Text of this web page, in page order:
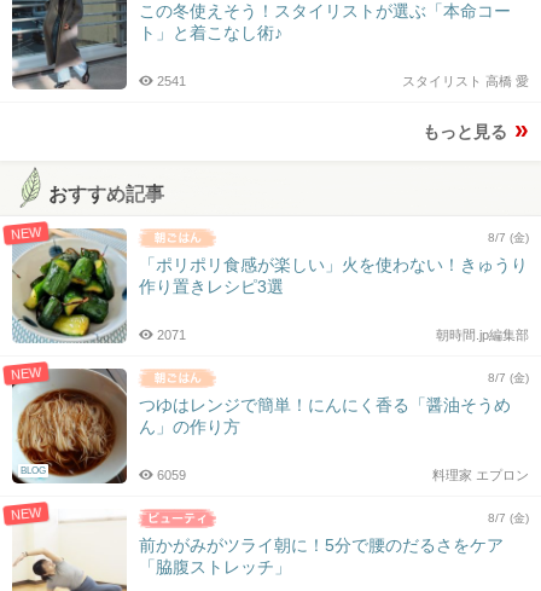
この冬使えそう！スタイリストが選ぶ「本命コー
ト」と着こなし術♪
スタイリスト 高橋 愛
2541
もっと見る
おすすめ記事
NEW 8/7 (金)
「ポリポリ食感が楽しい」火を使わない！きゅうり
作り置きレシピ3選
朝時間.jp編集部
2071
NEW
BLOG
8/7 (金)
つゆはレンジで簡単！にんにく香る「醤油そうめ
ん」の作り方
料理家 エプロン
6059
NEW 8/7 (金)
前かがみがツライ朝に！5分で腰のだるさをケア
「脇腹ストレッチ」